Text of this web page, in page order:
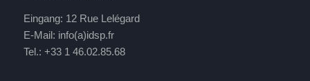
Eingang: 12 Rue Lelégard
E-Mail: info(a)idsp.fr
Tel.: +33 1 46.02.85.68